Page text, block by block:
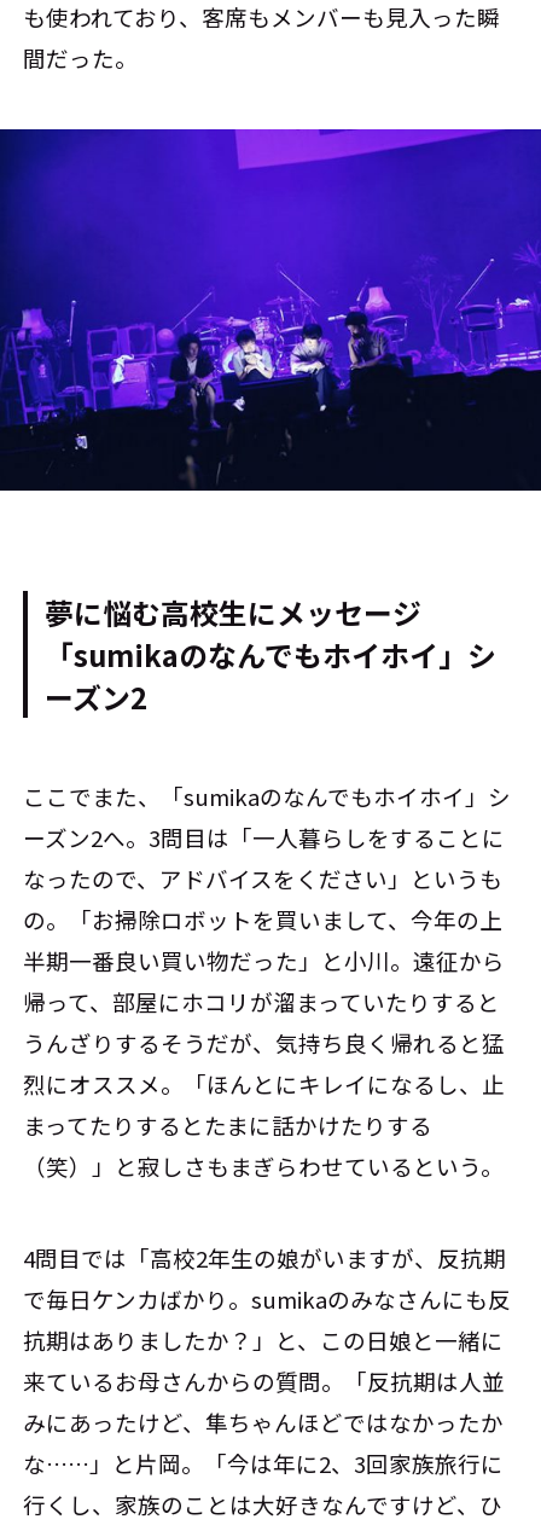
も使われており、客席もメンバーも見入った瞬
間だった。
夢に悩む高校生にメッセージ
「sumikaのなんでもホイホイ」シ
ーズン2
ここでまた、「sumikaのなんでもホイホイ」シ
ーズン2へ。3問目は「一人暮らしをすることに
なったので、アドバイスをください」というも
の。「お掃除ロボットを買いまして、今年の上
半期一番良い買い物だった」と小川。遠征から
帰って、部屋にホコリが溜まっていたりすると
うんざりするそうだが、気持ち良く帰れると猛
烈にオススメ。「ほんとにキレイになるし、止
まってたりするとたまに話かけたりする
（笑）」と寂しさもまぎらわせているという。
4問目では「高校2年生の娘がいますが、反抗期
で毎日ケンカばかり。sumikaのみなさんにも反
抗期はありましたか？」と、この日娘と一緒に
来ているお母さんからの質問。「反抗期は人並
みにあったけど、隼ちゃんほどではなかったか
な……」と片岡。「今は年に2、3回家族旅行に
行くし、家族のことは大好きなんですけど、ひ